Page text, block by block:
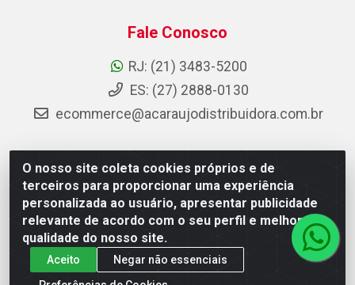
O nosso site coleta cookies próprios e de
terceiros para proporcionar uma experiência
personalizada ao usuário, apresentar publicidade
relevante de acordo com o seu perfil e melhorar a
qualidade do nosso site.
Aceito
Negar não essenciais
Fale Conosco
RJ: (21) 3483-5200
ES: (27) 2888-0130
ecommerce@acaraujodistribuidora.com.br
AC Araujo Distribuidora - Rua Carneiro de Campos, 42 -
São Cristóvão, Rio de Janeiro/RJ - CEP 20.920-410 -
CNPJ 08.744.753/0003-85